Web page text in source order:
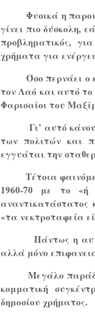
Φυσικά η
γίνει πιο δύσκολη,
προβληματικός,
χρήματα για
Όσο περνάει ο
τον Λαό και αυτό το
Φαρισαίοι του
Γι’ αυτό
των πολιτών και
εγγυάται την
Τέτοια
1960-70 με το «ή
αναντικατάστατος
«τα νεκτροταφεία
Πάντως η
αλλά μόνο
Μεγάλο
κομματική
δημοσίου χρήματος.